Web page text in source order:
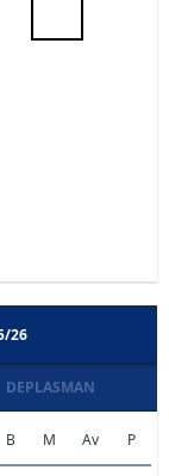
26
DEPLASMAN
B M Av P